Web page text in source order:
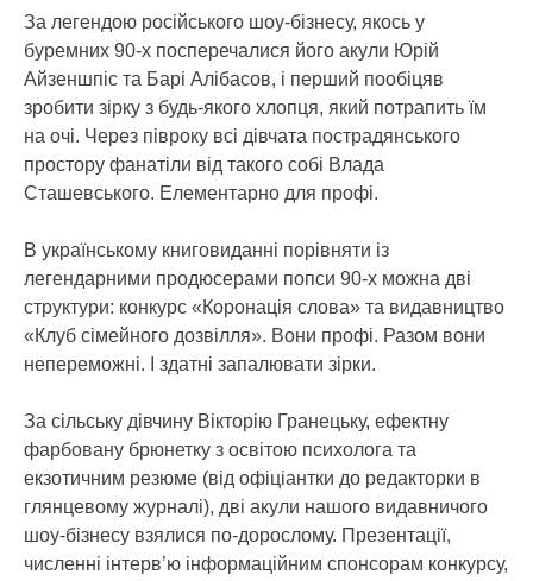
За легендою російського шоу-бізнесу, якось у
буремних 90-х посперечалися його акули Юрій
Айзеншпіс та Барі Алібасов, і перший пообіцяв
зробити зірку з будь-якого хлопця, який потрапить їм
на очі. Через півроку всі дівчата пострадянського
простору фанатіли від такого собі Влада
Сташевського. Елементарно для профі.
В українському книговиданні порівняти із
легендарними продюсерами попси 90-х можна дві
структури: конкурс «Коронація слова» та видавництво
«Клуб сімейного дозвілля». Вони профі. Разом вони
непереможні. І здатні запалювати зірки.
За сільську дівчину Вікторію Гранецьку, ефектну
фарбовану брюнетку з освітою психолога та
екзотичним резюме (від офіціантки до редакторки в
глянцевому журналі), дві акули нашого видавничого
шоу-бізнесу взялися по-дорослому. Презентації,
численні інтерв’ю інформаційним спонсорам конкурсу,